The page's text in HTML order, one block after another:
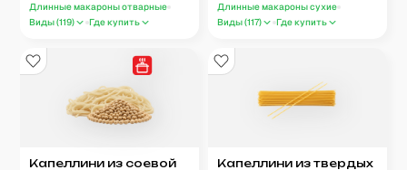
Длинные макароны отварные
Виды (119) Где купить
Длинные макароны сухие
Виды (117) Где купить
Капеллини из соевой
Капеллини из твердых